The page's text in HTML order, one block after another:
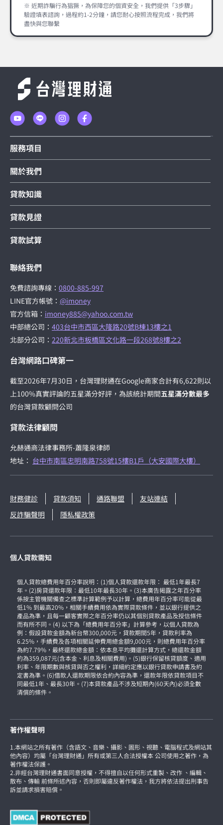
※ 近期詐騙行為猖獗，為保障您的個資安全，我們提供「3步驟」
驗證填表諮詢，過程約1-2分鐘，請您耐心按照流程完成，我們將
盡快與您聯繫
服務項目
關於我們
貸款知識
貸款見證
貸款試算
聯絡我們
免費諮詢專線： 0800-885-997
LINE官方帳號： @imoney
官方信箱： imoney885@yahoo.com.tw
中部總公司： 403台中市西區大隆路20號B棟13樓之1
北部分公司： 220新北市板橋區文化路一段268號8樓之2
台灣網路口碑第一
截至2026年7月30日，台灣理財通在Google商家合計有6,622則以
上100%真實評論的五星滿分好評，為該統計期間五星滿分數最多
的台灣貸款顧問公司
貸款法律顧問
允赫通商法律事務所-蕭隆泉律師
地址： 台中市南區忠明南路758號15樓B1戶（大安國際大樓）
財務健診 貸款須知 通路聯盟
友站連結
反詐騙聲明
隱私權政策
個人貸款需知
個人貸款總費用年百分率說明：(1)個人貸款還款年限： 最低1年最長7
年。(2)房貸還款年限：最低10年最長30年。(3)本廣告揭露之年百分率
係按主管機關備查之標準計算範例予以計算，總費用年百分率可能從最
低1% 到最高20%，相關手續費用依為實際貸款條件，並以銀行提供之
產品為準，且每一顧客實際之年百分率仍以其個別貸款產品及授信條件
而有所不同。(4) 以下為「總費用年百分率」計算參考，以個人貸款為
例：假設貸款金額為新台幣300,000元，貸款期間5年，貸款利率為
6.25%，手續費及各項相關延伸費用總金額9,000元，則總費用年百分率
為約7.79%，最終還款總金額：依本息平均攤還計算方式，總還款金額
約為359,087元(含本金、利息及相關費用)。(5)銀行保留核貸額度、適用
利率、年限期數與核貸與否之權利，詳細約定應以銀行貸款申請書及約
定書為準。(6)借款人還款期限依合約內容為準，還款年限依貸款項目不
同最低1年、最長30年。(7)本貸款產品不涉及短期內(60天內)必須全數
清償的條件。
著作權聲明
1.本網站之所有著作（含語文、音樂、攝影、圖形、視聽、電腦程式及網站其
他內容）均屬「台灣理財通」所有或第三人合法授權本 公司使用之著作，為
著作權法保護。
2.非經台灣理財通書面同意授權，不得擅自以任何形式重製、改作 、編輯、
散布、傳輸 前條所述內容，否則即屬違反著作權法，我方將依法提出刑事告
訴並請求損害賠償。